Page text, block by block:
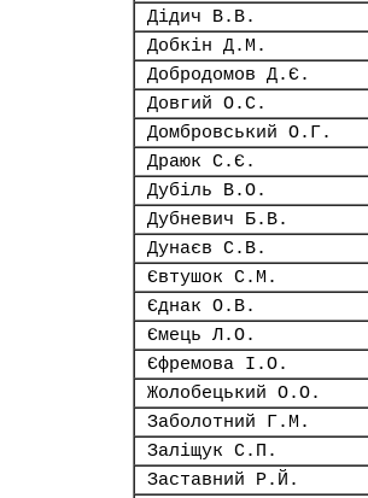
Дідич В.В.
Добкін Д.М.
Добродомов Д.Є.
Довгий О.С.
Домбровський О.Г.
Драюк С.Є.
Дубіль В.О.
Дубневич Б.В.
Дунаєв С.В.
Євтушок С.М.
Єднак О.В.
Ємець Л.О.
Єфремова І.О.
Жолобецький О.О.
Заболотний Г.М.
Заліщук С.П.
Заставний Р.Й.